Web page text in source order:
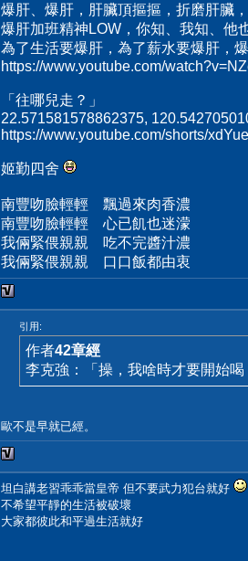
爆肝、爆肝，肝臟頂摳摳，折磨肝臟，
爆肝加班精神LOW，你知、我知、他
為了生活要爆肝，為了薪水要爆肝，爆
https://www.youtube.com/
「往哪兒走？」
22.571581578862375,
https://www.youtube.com/shorts/
姬勤四舍
南豐吻臉輕輕 飄過來肉香濃
南豐吻臉輕輕 心已飢也迷濛
我倆緊偎親親 吃不完醬汁濃
我倆緊偎親親 口口飯都由衷
引用:
作者42章經
李克強：「操，我啥時才要開始喝
歐不是早就已經。
坦白講老習乖乖當皇帝 但不要武力犯台就好
不希望平靜的生活被破壞
大家都彼此和平過生活就好